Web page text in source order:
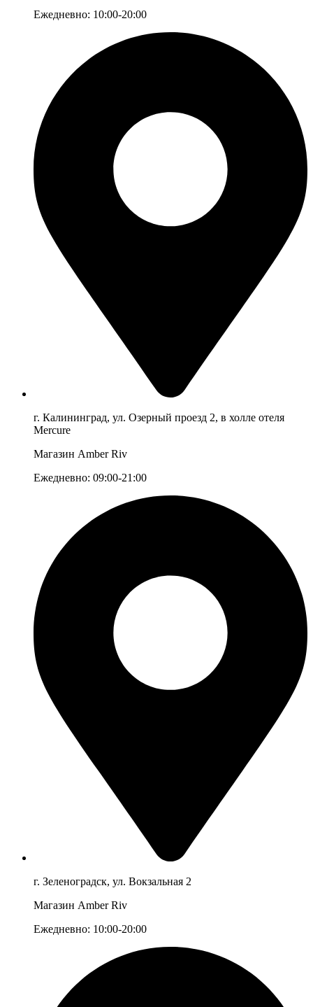
Ежедневно: 10:00-20:00
г. Калининград, ул. Озерный проезд 2, в холле отеля
Mercure
Магазин Amber Riv
Ежедневно: 09:00-21:00
г. Зеленоградск, ул. Вокзальная 2
Магазин Amber Riv
Ежедневно: 10:00-20:00